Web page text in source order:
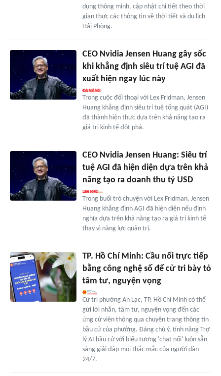
dụng thông minh, cập nhật chi tiết theo thời
gian thực các thông tin về thời tiết và du lịch
Hải Phòng.
CEO Nvidia Jensen Huang gây sốc
khi khẳng định siêu trí tuệ AGI đã
xuất hiện ngay lúc này
Trong cuộc đối thoại với Lex Fridman, Jensen
Huang khẳng định siêu trí tuệ tổng quát (AGI)
đã thành hiện thực dựa trên khả năng tạo ra
giá trị kinh tế đột phá.
CEO Nvidia Jensen Huang: Siêu trí
tuệ AGI đã hiện diện dựa trên khả
năng tạo ra doanh thu tỷ USD
Trong buổi trò chuyện với Lex Fridman, Jensen
Huang khẳng định AGI đã hiện diện nếu định
nghĩa dựa trên khả năng tạo ra giá trị kinh tế
thay vì năng lực quản trị.
TP. Hồ Chí Minh: Cầu nối trực tiếp
bằng công nghệ số để cử tri bày tỏ
tâm tư, nguyện vọng
Cử tri phường An Lạc, TP. Hồ Chí Minh có thể
gửi lời nhắn, tâm tư, nguyện vọng đến các
ứng cử viên thông qua chuyên trang thông tin
bầu cử của phường. Đáng chú ý, tính năng Trợ
lý AI bầu cử với biểu tượng 'chat nổi' luôn sẵn
sàng giải đáp mọi thắc mắc của người dân
24/7.